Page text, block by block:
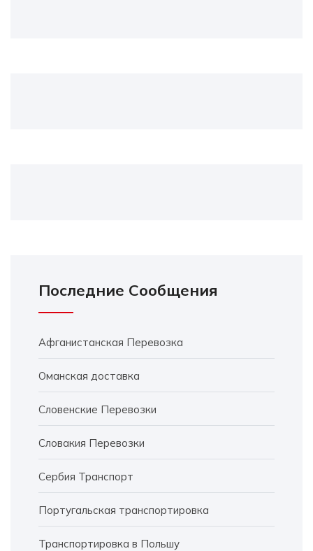
Последние Сообщения
Афганистанская Перевозка
Оманская доставка
Словенские Перевозки
Словакия Перевозки
Сербия Транспорт
Португальская транспортировка
Транспортировка в Польшу